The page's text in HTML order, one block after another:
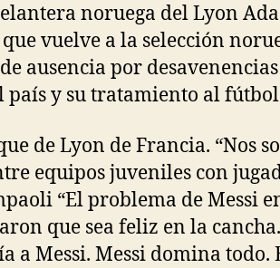
noruega del Lyon
vuelve a la selección
ausencia por
país y su tratamiento al
de Lyon de Francia. “Nos
equipos juveniles con
“El problema de Messi
que sea feliz en la
a Messi. Messi domina todo.